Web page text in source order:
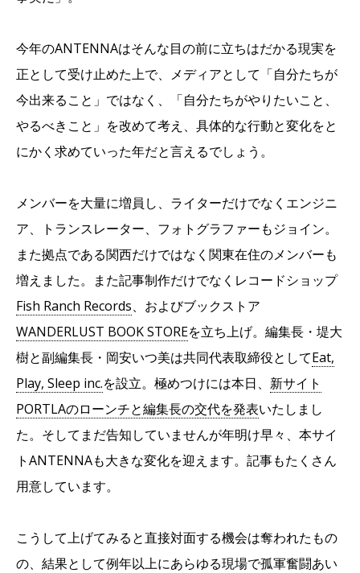
今年のANTENNAはそんな目の前に立ちはだかる現実を
正として受け止めた上で、メディアとして「自分たちが
今出来ること」ではなく、「自分たちがやりたいこと、
やるべきこと」を改めて考え、具体的な行動と変化をと
にかく求めていった年だと言えるでしょう。
メンバーを大量に増員し、ライターだけでなくエンジニ
ア、トランスレーター、フォトグラファーもジョイン。
また拠点である関西だけではなく関東在住のメンバーも
増えました。また記事制作だけでなくレコードショップ
Fish Ranch Records、およびブックストア
WANDERLUST BOOK STOREを立ち上げ。編集長・堤大
樹と副編集長・岡安いつ美は共同代表取締役としてEat,
Play, Sleep inc.を設立。極めつけには本日、 新サイト
PORTLAのローンチと編集長の交代を発表いたしまし
た。そしてまだ告知していませんが年明け早々、本サイ
トANTENNAも大きな変化を迎えます。記事もたくさん
用意しています。
こうして上げてみると直接対面する機会は奪われたもの
の、結果として例年以上にあらゆる現場で孤軍奮闘あい